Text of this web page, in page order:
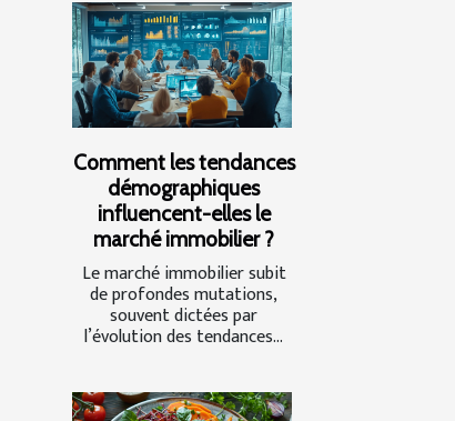
Comment les tendances
démographiques
influencent-elles le
marché immobilier ?
Le marché immobilier subit
de profondes mutations,
souvent dictées par
l’évolution des tendances...